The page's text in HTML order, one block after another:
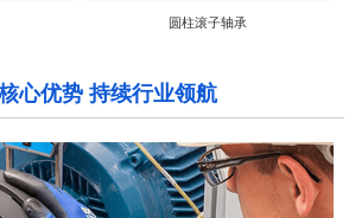
圆柱滚子轴承
心优势 持续行业领航